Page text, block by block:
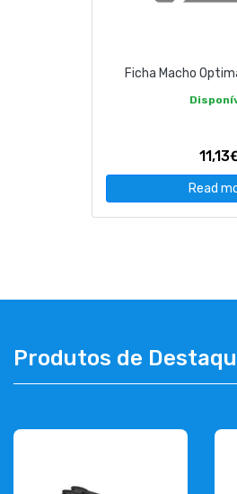
geral@luxivo.pt
Ficha Macho
Read
Produtos de